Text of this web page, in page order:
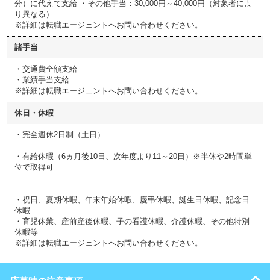
分）に代えて支給 ・その他手当：30,000円～40,000円（対象者によ
り異なる）
※詳細は転職エージェントへお問い合わせください。
諸手当
・交通費全額支給
・業績手当支給
※詳細は転職エージェントへお問い合わせください。
休日・休暇
・完全週休2日制（土日）
・有給休暇（6ヵ月後10日、次年度より11～20日）※半休や2時間単
位で取得可
・祝日、夏期休暇、年末年始休暇、慶弔休暇、誕生日休暇、記念日
休暇
・育児休業、産前産後休暇、子の看護休暇、介護休暇、その他特別
休暇等
※詳細は転職エージェントへお問い合わせください。